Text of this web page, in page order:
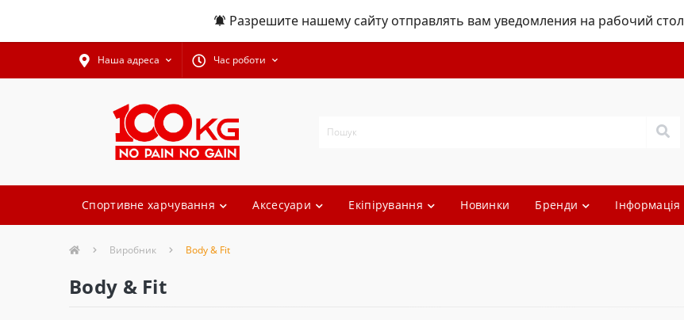
Разрешите нашему сайту отправлять вам уведомления на рабочий стол
Наша адреса Час роботи
Спортивне харчування Аксесуари Екіпірування Новинки Бренди Інформація
Виробник Body & Fit
Body & Fit